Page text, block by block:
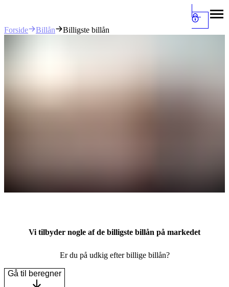
Forside Billån Billigste billån
Vi tilbyder nogle af de billigste billån på markedet
Er du på udkig efter billige billån?
Gå til beregner